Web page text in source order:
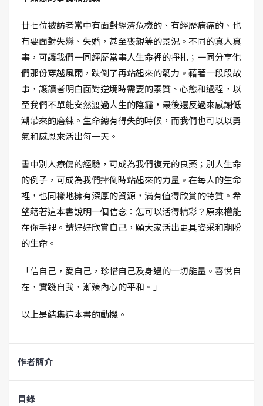
廿七位被訪者當中有面對經濟危機的、有經歷病痛的、也
有要面對失戀、失婚，甚至喪親等的景況。不同的真人真
事，可讓我們一同經歷當事人生命裡的掙扎；一同分享他
們那份穿越風雨，跌倒了再站起來的韌力。藉著一段段故
事，讓讀者明白面對逆境時需要的素質、心態和過程，以
至我們不單能安然渡過人生的陰霾，最後還反過來感謝低
潮帶來的磨練。生命總有得失的時候，而我們也可以以勇
氣和感恩來活出每一天。
書中別人療傷的經驗，可成為我們復元的良藥；別人生命
的例子，可成為我們摔倒時站起來的力量。在每人的生命
裡，也同樣地擁有深厚的資源，滿有值得欣賞的特質。希
望藉著這本書說明一個信念：怎可以活得精彩？原來權能
在你手裡。請好好欣賞自己，願大家活出更具姿采和期盼
的生命。
「信自己，愛自己，珍惜自己及身邊的一切能量。喜悅自
在，實踐自我，漸臻內心的平和。」
以上是結集這本書的動機。
作者簡介
目錄